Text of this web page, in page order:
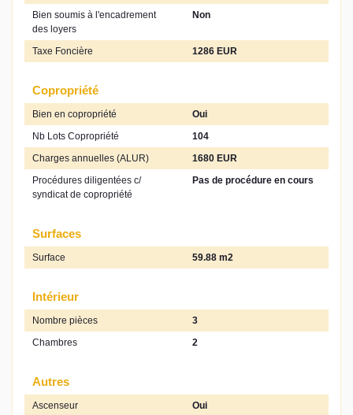
Bien soumis à l'encadrement
des loyers
Non
Taxe Foncière 1286 EUR
Copropriété
Bien en copropriété
Oui
Nb Lots Copropriété
104
Charges annuelles (ALUR)
1680 EUR
Procédures diligentées c/
syndicat de copropriété
Pas de procédure en cours
Surfaces
Surface 59.88 m2
Intérieur
Nombre pièces
3
Chambres
2
Autres
Ascenseur
Oui